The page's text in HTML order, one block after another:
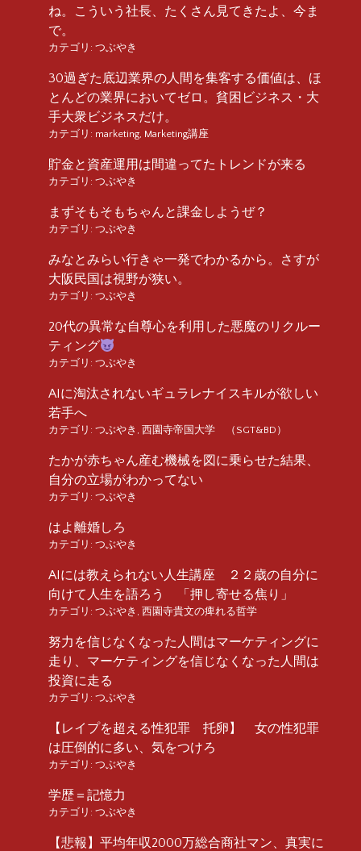
ね。こういう社長、たくさん見てきたよ、今ま
で。
カテゴリ: つぶやき
30過ぎた底辺業界の人間を集客する価値は、ほ
とんどの業界においてゼロ。貧困ビジネス・大
手大衆ビジネスだけ。
カテゴリ: marketing, Marketing講座
貯金と資産運用は間違ってたトレンドが来る
カテゴリ: つぶやき
まずそもそもちゃんと課金しようぜ？
カテゴリ: つぶやき
みなとみらい行きゃ一発でわかるから。さすが
大阪民国は視野が狭い。
カテゴリ: つぶやき
20代の異常な自尊心を利用した悪魔のリクルー
ティング
カテゴリ: つぶやき
AIに淘汰されないギュラレナイスキルが欲しい
若手へ
カテゴリ: つぶやき , 西園寺帝国大学 （SGT&BD）
たかが赤ちゃん産む機械を図に乗らせた結果、
自分の立場がわかってない
カテゴリ: つぶやき
はよ離婚しろ
カテゴリ: つぶやき
AIには教えられない人生講座 ２２歳の自分に
向けて人生を語ろう 「押し寄せる焦り」
カテゴリ: つぶやき , 西園寺貴文の痺れる哲学
努力を信じなくなった人間はマーケティングに
走り、マーケティングを信じなくなった人間は
投資に走る
カテゴリ: つぶやき
【レイプを超える性犯罪 托卵】 女の性犯罪
は圧倒的に多い、気をつけろ
カテゴリ: つぶやき
学歴＝記憶力
カテゴリ: つぶやき
【悲報】平均年収2000万総合商社マン、真実に